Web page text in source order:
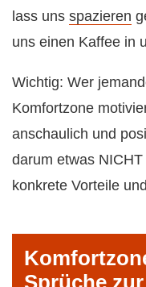
lass uns spazieren
uns einen Kaffee in
Wichtig: Wer
Komfortzone
anschaulich und
darum etwas
konkrete Vorteile